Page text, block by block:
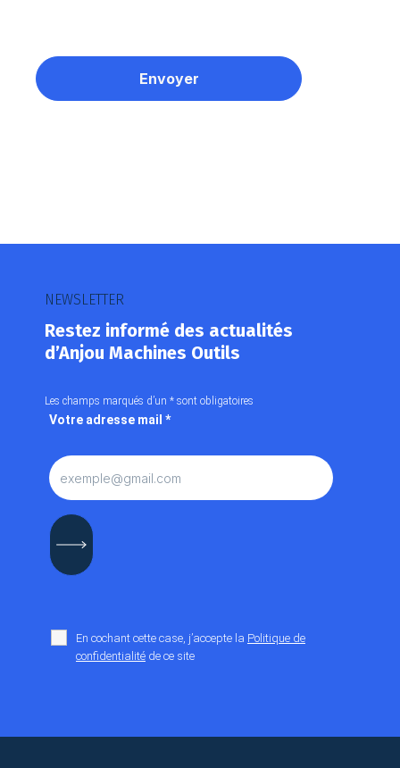
NEWSLETTER
Restez informé des actualités
d’Anjou Machines Outils
Les champs marqués d’un * sont obligatoires
Votre adresse mail *
En cochant cette case, j’accepte la Politique de
confidentialité de ce site